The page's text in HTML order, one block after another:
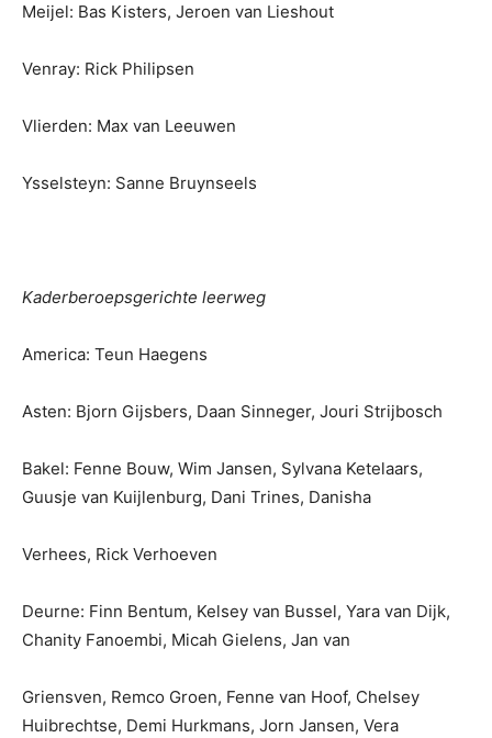
Meijel: Bas Kisters, Jeroen van Lieshout
Venray: Rick Philipsen
Vlierden: Max van Leeuwen
Ysselsteyn: Sanne Bruynseels
Kaderberoepsgerichte leerweg
America: Teun Haegens
Asten: Bjorn Gijsbers, Daan Sinneger, Jouri Strijbosch
Bakel: Fenne Bouw, Wim Jansen, Sylvana Ketelaars,
Guusje van Kuijlenburg, Dani Trines, Danisha
Verhees, Rick Verhoeven
Deurne: Finn Bentum, Kelsey van Bussel, Yara van Dijk,
Chanity Fanoembi, Micah Gielens, Jan van
Griensven, Remco Groen, Fenne van Hoof, Chelsey
Huibrechtse, Demi Hurkmans, Jorn Jansen, Vera